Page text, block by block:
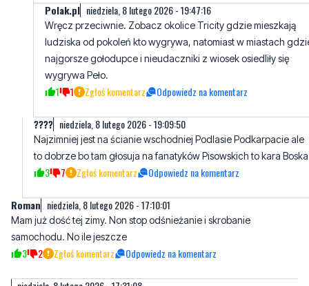
najgorsze gołodupce i nieudaczniki z wiosek osiedliły się
wygrywa Peło.
1 1 Zgłoś komentarz Odpowiedz na komentarz
???? niedziela, 8 lutego 2026 - 19:09:50
Najzimniej jest na ścianie wschodniej Podlasie Podkarpacie ale
3 7 Zgłoś komentarz Odpowiedz na komentarz
Roman niedziela, 8 lutego 2026 - 17:10:01
Mam już dość tej zimy. Non stop odśnieżanie i skrobanie
3 2 Zgłoś komentarz Odpowiedz na komentarz
niedziela, 8 lutego 2026 - 17:31:08
Jest luty, kalendarzowa zima. To żaden kataklizm, że temperatura